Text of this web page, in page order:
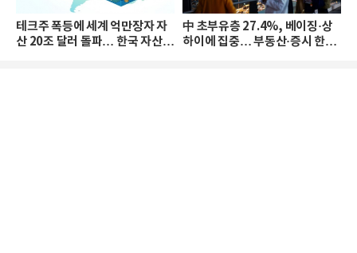
테크주 폭등에 세계 억만장자 자
산 20조 달러 돌파… 한국 자산
中 초부유층 27.4%, 베이징·상
하이에 집중… 부동산·증시 한파